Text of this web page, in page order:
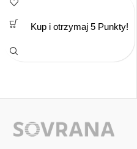
Kup i otrzymaj 5 Punkty!